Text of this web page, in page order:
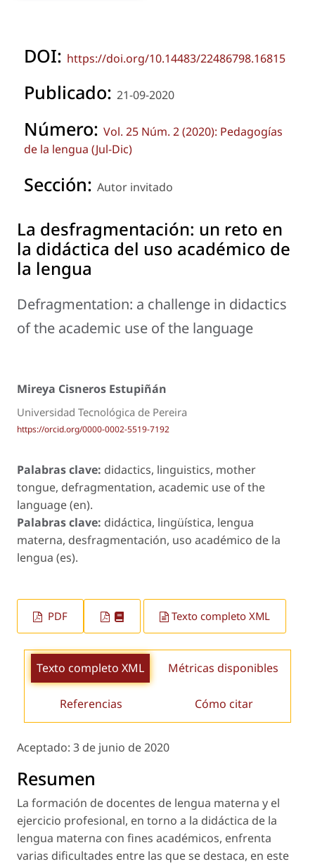
DOI: https://doi.org/10.14483/22486798.16815
Publicado: 21-09-2020
Número: Vol. 25 Núm. 2 (2020): Pedagogías
de la lengua (Jul-Dic)
Sección: Autor invitado
La desfragmentación: un reto en
la didáctica del uso académico de
la lengua
Defragmentation: a challenge in didactics
of the academic use of the language
Mireya Cisneros Estupiñán
Universidad Tecnológica de Pereira
https://orcid.org/0000-0002-5519-7192
Palabras clave: didactics, linguistics, mother
tongue, defragmentation, academic use of the
language (en).
Palabras clave: didáctica, lingüística, lengua
materna, desfragmentación, uso académico de la
lengua (es).
PDF Texto completo XML
Texto completo XML Métricas disponibles
Referencias Cómo citar
Aceptado: 3 de junio de 2020
Resumen
La formación de docentes de lengua materna y el
ejercicio profesional, en torno a la didáctica de la
lengua materna con fines académicos, enfrenta
varias dificultades entre las que se destaca, en este